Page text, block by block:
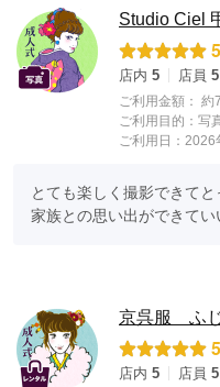
Studio Ciel
店内 5 店員 5
ご利用金額： 約
ご利用目的： 写
ご利用日：2026
とても楽しく撮影できて
家族との思い出ができて
京呉服 ふ
店内 5 店員 5